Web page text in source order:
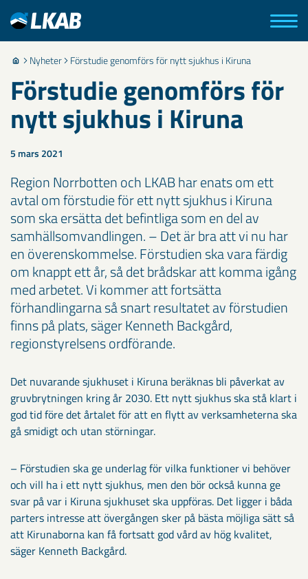
Nyheter Förstudie genomförs för nytt sjukhus i Kiruna
Förstudie genomförs för
nytt sjukhus i Kiruna
5 mars 2021
Region Norrbotten och LKAB har enats om ett
avtal om förstudie för ett nytt sjukhus i Kiruna
som ska ersätta det befintliga som en del av
samhällsomvandlingen. – Det är bra att vi nu har
en överenskommelse. Förstudien ska vara färdig
om knappt ett år, så det brådskar att komma igång
med arbetet. Vi kommer att fortsätta
förhandlingarna så snart resultatet av förstudien
finns på plats, säger Kenneth Backgård,
regionstyrelsens ordförande.
Det nuvarande sjukhuset i Kiruna beräknas bli påverkat av
gruvbrytningen kring år 2030. Ett nytt sjukhus ska stå klart i
god tid före det årtalet för att en flytt av verksamheterna ska
gå smidigt och utan störningar.
– Förstudien ska ge underlag för vilka funktioner vi behöver
och vill ha i ett nytt sjukhus, men den bör också kunna ge
svar på var i Kiruna sjukhuset ska uppföras. Det ligger i båda
parters intresse att övergången sker på bästa möjliga sätt så
att Kirunaborna kan få fortsatt god vård av hög kvalitet,
säger Kenneth Backgård.